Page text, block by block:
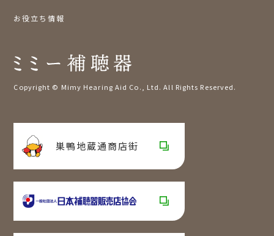
Copyright © Mimy Hearing Aid Co., Ltd. All Rights Reserved.
お役立ち情報
巣鴨地蔵通商店街